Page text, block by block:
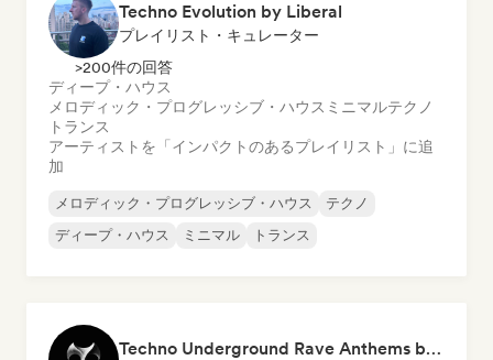
Techno Evolution by Liberal
プレイリスト・キュレーター
>200件の回答
ディープ・ハウス
メロディック・プログレッシブ・ハウス ミニマルテクノ
トランス
アーティストを「インパクトのあるプレイリスト」に追
加
メロディック・プログレッシブ・ハウス
テクノ
ディープ・ハウス
ミニマル トランス
Techno Underground Rave Anthems by Orphium